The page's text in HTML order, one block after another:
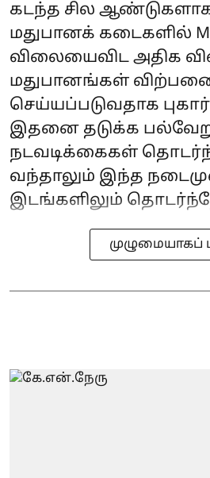
கடந்த சில
மதுபானக் கடைகளில்
விலையைவிட அதிக
மதுபானங்கள்
செய்யப்படுவதாக புகார்
இதனை தடுக்க
நடவடிக்கைகள்
வந்தாலும் இந்த
இடங்களிலும்
முழுமையாகப்